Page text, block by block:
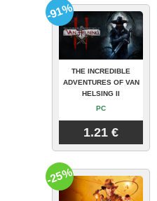
THE INCREDIBLE
ADVENTURES OF VAN
HELSING II
PC
1.21 €
-91%
-25%